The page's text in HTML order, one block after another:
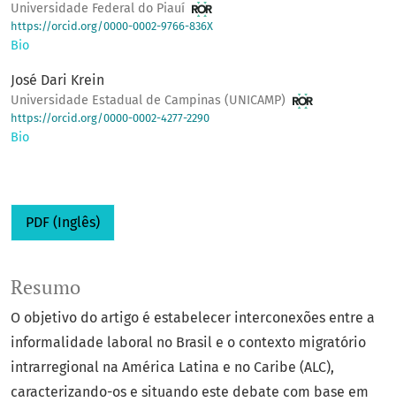
Universidade Federal do Piauí
https://orcid.org/0000-0002-9766-836X
Bio
José Dari Krein
Universidade Estadual de Campinas (UNICAMP)
https://orcid.org/0000-0002-4277-2290
Bio
PDF (Inglês)
Resumo
O objetivo do artigo é estabelecer interconexões entre a
informalidade laboral no Brasil e o contexto migratório
intrarregional na América Latina e no Caribe (ALC),
caracterizando-os e situando este debate com base em